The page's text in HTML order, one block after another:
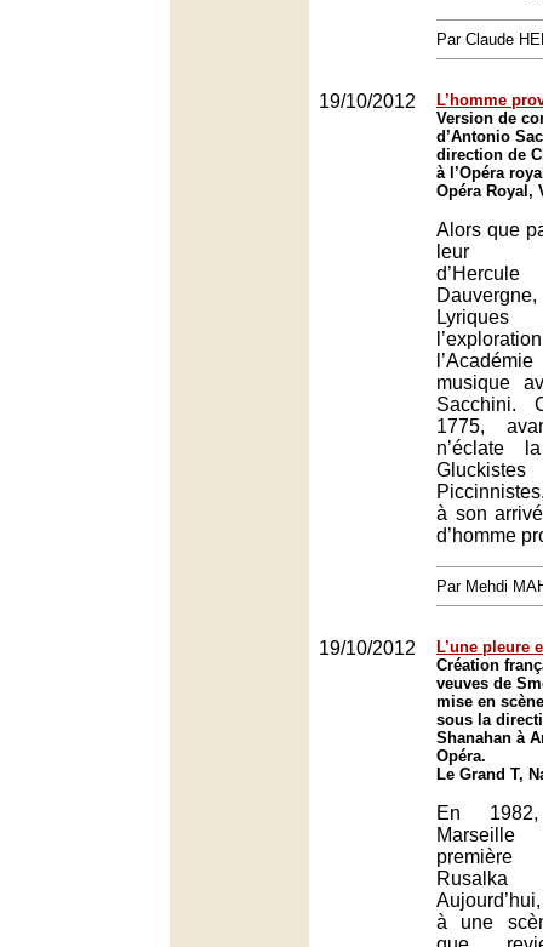
Par Claude
19/10/2012
L’homme
Version de
d’Antonio
direction de
à l’Opéra
Opéra Royal,
Alors que
leur
musique
Sacchini.
1775,
n’éclate
à son
d’homme
Par Mehdi
19/10/2012
L’une pleure
Création
veuves de
mise en
sous la
Shanahan à
Opéra.
Le Grand T,
En
première
à une